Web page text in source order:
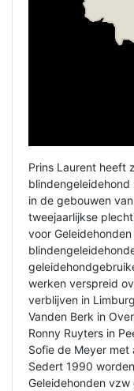
Prins Laurent heeft
in de gebouwen
tweejaarlijkse
voor
werken verspreid
verblijven in
Vanden Berk in
Ronny Ruyters in
Sofie de Meyer met
Sedert 1990
Geleidehonden